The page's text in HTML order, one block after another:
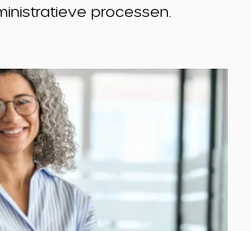
processen.